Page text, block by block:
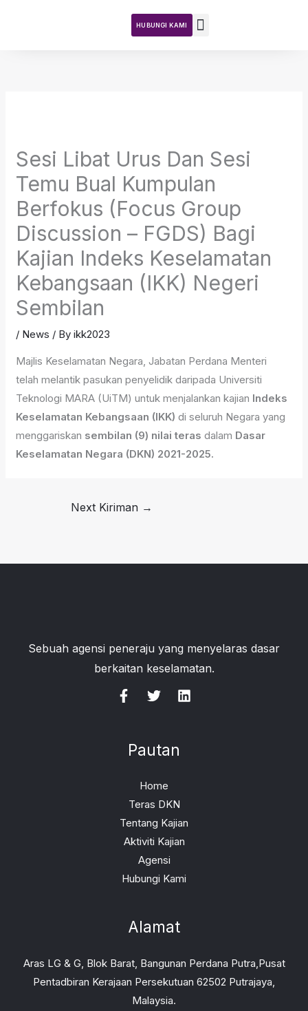
HUBUNGI KAMI
Sesi Libat Urus Dan Sesi
Temu Bual Kumpulan
Berfokus (Focus Group
Discussion – FGDS) Bagi
Kajian Indeks Keselamatan
Kebangsaan (IKK) Negeri
Sembilan
/ News / Byikk2023
Majlis Keselamatan Negara, Jabatan Perdana Menteri
telah melantik pasukan penyelidik daripada Universiti
Teknologi MARA (UiTM) untuk menjalankan kajian Indeks
Keselamatan Kebangsaan (IKK) di seluruh Negara yang
menggariskan sembilan (9) nilai teras dalam Dasar
Keselamatan Negara (DKN) 2021-2025.
Next Kiriman →
Sebuah agensi peneraju yang menyelaras dasar
berkaitan keselamatan.
Pautan
Home
Teras DKN
Tentang Kajian
Aktiviti Kajian
Agensi
Hubungi Kami
Alamat
Aras LG & G, Blok Barat, Bangunan Perdana Putra,Pusat
Pentadbiran Kerajaan Persekutuan 62502 Putrajaya,
Malaysia.